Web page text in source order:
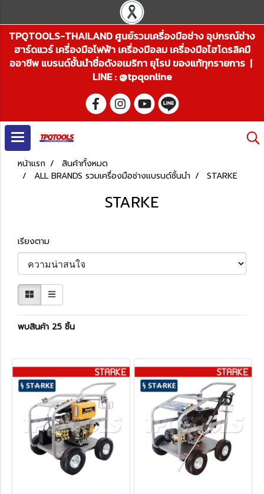
TPQTOOLS-THAILAND ศูนย์รวมเครื่องมือช่าง อุปกรณ์ช่าง
ฮาร์ดแวร์ เครื่องมือไฟฟ้า เครื่องมือลม เครื่องมือไฮโดรลิคมื
ออาชีพ แบรนด์ชั้นนำชื่อดังอเมริกา ยุโรป ของแท้ทุกรายการ |
LINE : @tpqonline
หน้าแรก
สินค้าทั้งหมด
ALL BRANDS รวมเครื่องมือช่างแบรนด์ชั้นนำ
STARKE
STARKE
เรียงตาม
พบสินค้า 25 ชิ้น